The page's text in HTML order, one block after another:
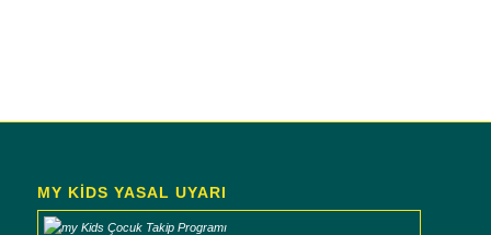
MY KİDS YASAL UYARI